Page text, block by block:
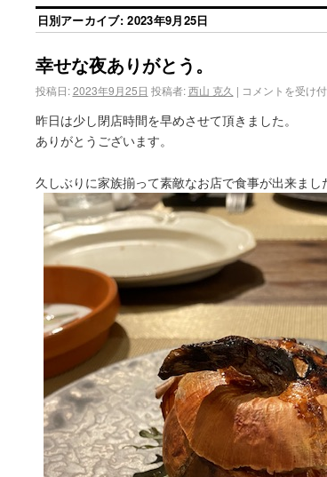
日別アーカイブ:2023年9月25日
幸せな夜ありがとう。
投稿日: 2023年9月25日 投稿者: 西山 克久 | コメントを受け
昨日は少し閉店時間を早めさせて頂きました。
ありがとうございます。
久しぶりに家族揃って素敵なお店で食事が出来まし